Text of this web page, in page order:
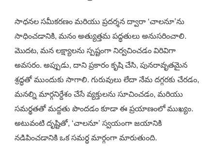
సాధనల సమీకరణం మరియు ప్రదర్శన ద్వారా ‘చాలనూ’ను
సాధించడానికి, మనం అత్యుత్తమ పద్ధతులు అనుసరించాలి.
మొదట, మన లక్ష్యాలను స్పష్టంగా నిర్వచించడం విరివిగా
అవసరం. అప్పుడు, దాని ప్రకారం కృషి చేసి, పునరావృతమైన
శ్రద్ధతో ముందుకు సాగాలి. గురువులు లేదా నేమ దగ్గరకు చేరడం,
మనల్ని మార్గనిర్దేశం చేసే వ్యక్తులను సూచించడం, మరియు
సమర్థతతో మద్దతు పొందడం కూడా ఈ ప్రయాణంలో ముఖ్యం.
అటువంటి దృష్టితో, ‘చాలనూ’ స్వయంగా జయానికి
నడిపించడానికి ఒక సమర్ధ మార్గంగా మారుతుంది.